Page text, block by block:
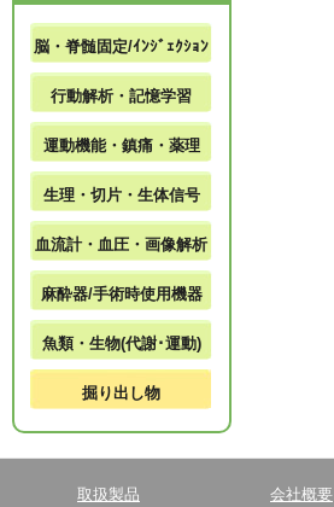
脳・脊髄固定/ｲﾝｼﾞｪｸｼｮﾝ
行動解析・記憶学習
運動機能・鎮痛・薬理
生理・切片・生体信号
血流計・血圧・画像解析
麻酔器/手術時使用機器
魚類・生物(代謝･運動)
掘り出し物
取扱製品 会社概要